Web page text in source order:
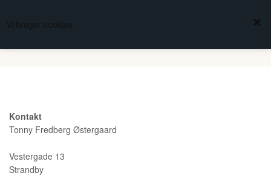
Vi bruger cookies
FREDBERG
Kontakt
Tonny Fredberg Østergaard
Vestergade 13
Strandby